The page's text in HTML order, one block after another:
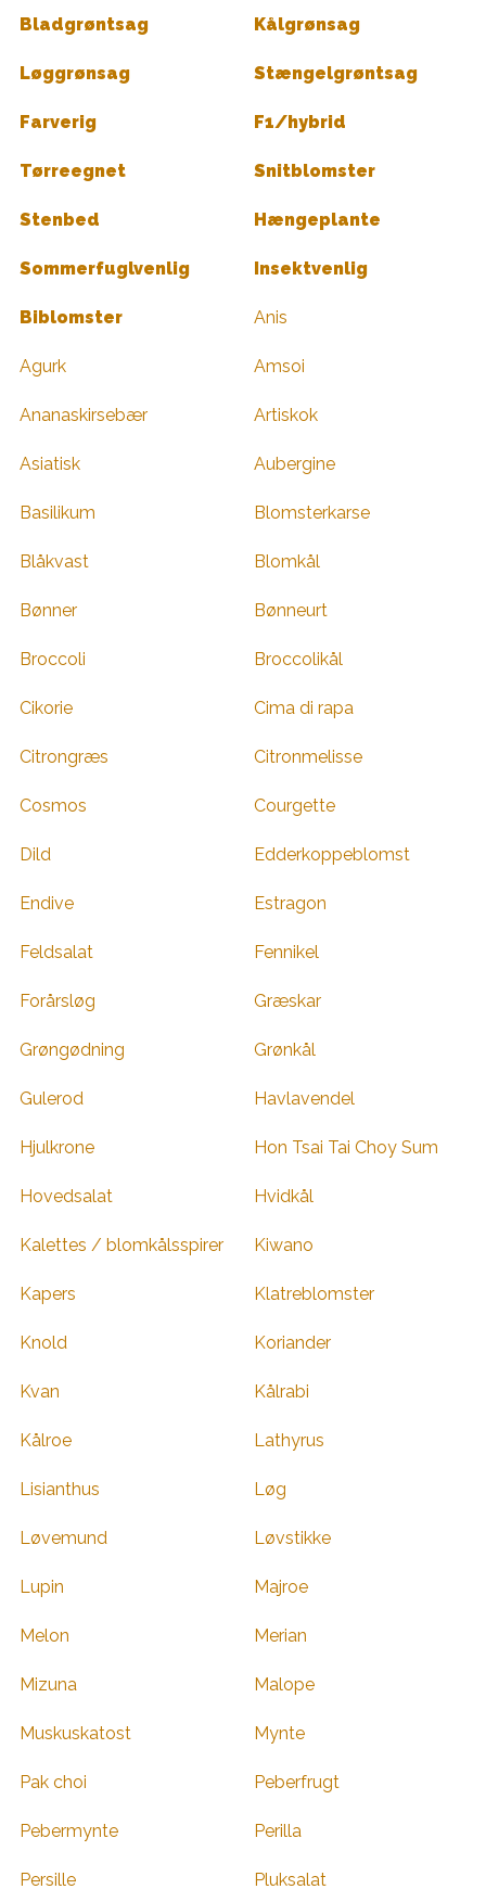
Bladgrøntsag Kålgrønsag
Løggrønsag Stængelgrøntsag
Farverig F1/hybrid
Tørreegnet Snitblomster
Stenbed Hængeplante
Sommerfuglvenlig Insektvenlig
Biblomster Anis
Agurk Amsoi
Ananaskirsebær Artiskok
Asiatisk Aubergine
Basilikum Blomsterkarse
Blåkvast Blomkål
Bønner Bønneurt
Broccoli Broccolikål
Cikorie Cima di rapa
Citrongræs Citronmelisse
Cosmos Courgette
Dild Edderkoppeblomst
Endive Estragon
Feldsalat Fennikel
Forårsløg Græskar
Grøngødning Grønkål
Gulerod Havlavendel
Hjulkrone Hon Tsai Tai Choy Sum
Hovedsalat Hvidkål
Kalettes / blomkålsspirer Kiwano
Kapers Klatreblomster
Knold Koriander
Kvan Kålrabi
Kålroe Lathyrus
Lisianthus Løg
Løvemund Løvstikke
Lupin Majroe
Melon Merian
Mizuna Malope
Muskuskatost Mynte
Pak choi Peberfrugt
Pebermynte Perilla
Persille Pluksalat